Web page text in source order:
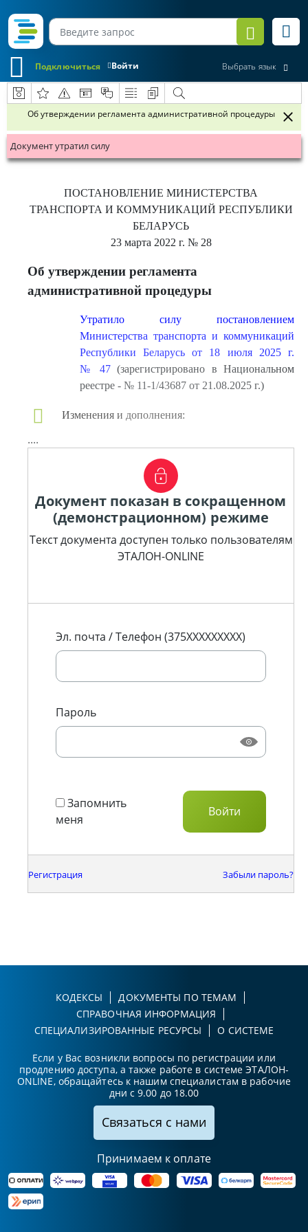
Войти
Подключиться Выбрать язык
Об утверждении регламента административной процедуры
Документ утратил силу
ПОСТАНОВЛЕНИЕ МИНИСТЕРСТВА
ТРАНСПОРТА И КОММУНИКАЦИЙ РЕСПУБЛИКИ
БЕЛАРУСЬ
23 марта 2022 г. № 28
Об утверждении регламента
административной процедуры
Утратило силу постановлением
Министерства транспорта и коммуникаций
Республики Беларусь от 18 июля 2025 г.
№ 47 (зарегистрировано в Национальном
реестре - № 11-1/43687 от 21.08.2025 г.)
Изменения и дополнения:
....
Документ показан в сокращенном
(демонстрационном) режиме
Текст документа доступен только пользователям
ЭТАЛОН-ONLINE
Эл. почта / Телефон (375XXXXXXXXX)
Пароль
Запомнить
меня
Регистрация Забыли пароль?
КОДЕКСЫ
ДОКУМЕНТЫ ПО ТЕМАМ
СПРАВОЧНАЯ ИНФОРМАЦИЯ
СПЕЦИАЛИЗИРОВАННЫЕ РЕСУРСЫ
О СИСТЕМЕ
Если у Вас возникли вопросы по регистрации или
продлению доступа, а также работе в системе ЭТАЛОН-
ONLINE, обращайтесь к нашим специалистам в рабочие
дни с 9.00 до 18.00
Связаться с нами
Принимаем к оплате